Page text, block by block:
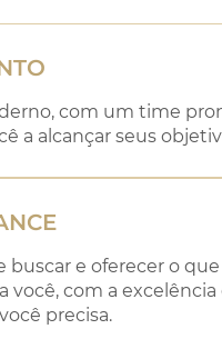
com um time
a alcançar seus
buscar e oferecer o que
você, com a excelência
precisa.